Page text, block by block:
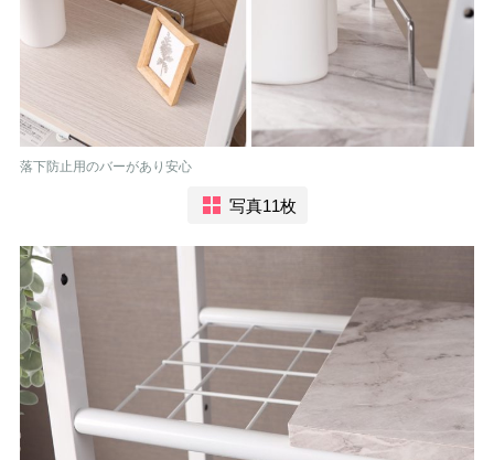
落下防止用のバーがあり安心
写真11枚